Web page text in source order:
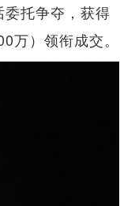
托争夺，获得
）领衔成交。